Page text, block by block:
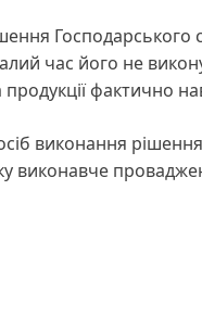
Господарського
час його не
фактично
виконання
виконавче